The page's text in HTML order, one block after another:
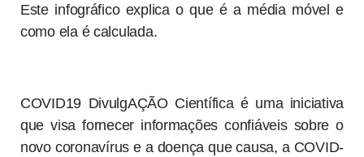
Este infográfico explica o que é a média móvel e
como ela é calculada.
COVID19 DivulgAÇÃO Científica é uma iniciativa
que visa fornecer informações confiáveis sobre o
novo coronavírus e a doença que causa, a COVID-